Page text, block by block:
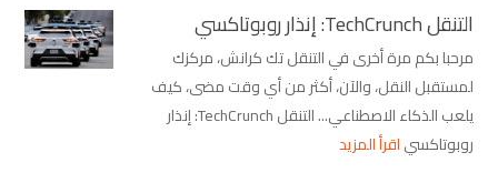
التنقل TechCrunch: إنذار روبوتاكسي
مرحبا بكم مرة أخرى في التنقل تك كرانش، مركزك
لمستقبل النقل، والآن، أكثر من أي وقت مضى، كيف
يلعب الذكاء الاصطناعي... التنقل TechCrunch: إنذار
روبوتاكسياقرأ المزيد